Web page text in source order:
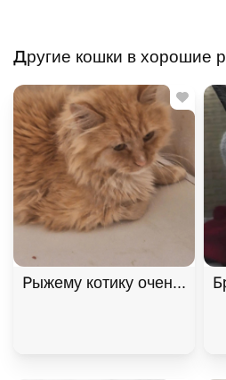
Другие кошки в хорошие
Рыжему котику очень